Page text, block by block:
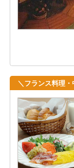
＼フランス料理